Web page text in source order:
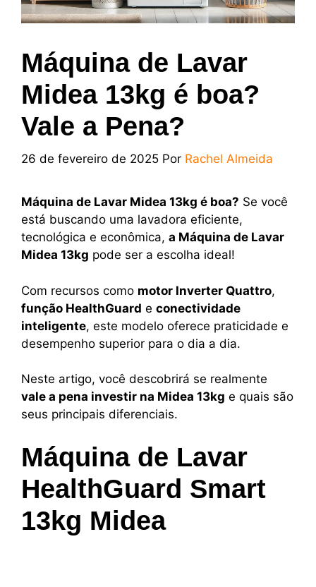
Máquina de Lavar
Midea 13kg é boa?
Vale a Pena?
26 de fevereiro de 2025 Por Rachel Almeida
Máquina de Lavar Midea 13kg é boa? Se você
está buscando uma lavadora eficiente,
tecnológica e econômica, a Máquina de Lavar
Midea 13kg pode ser a escolha ideal!
Com recursos como motor Inverter Quattro,
função HealthGuard e conectividade
inteligente, este modelo oferece praticidade e
desempenho superior para o dia a dia.
Neste artigo, você descobrirá se realmente
vale a pena investir na Midea 13kg e quais são
seus principais diferenciais.
Máquina de Lavar
HealthGuard Smart
13kg Midea